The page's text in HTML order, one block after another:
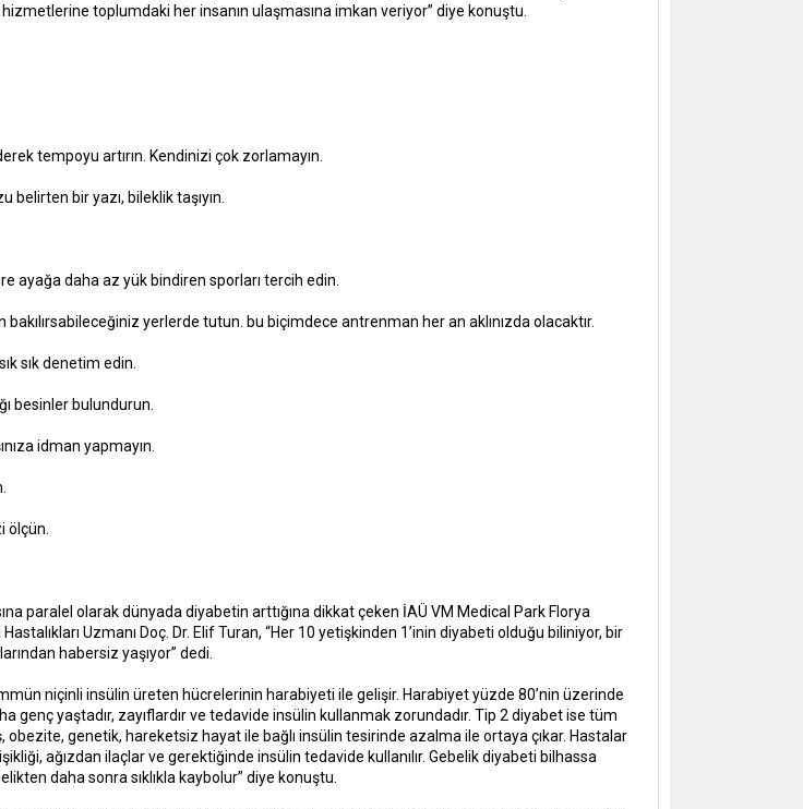
toplumdaki her insanın ulaşmasına imkan veriyor” diye konuştu.
tempoyu artırın. Kendinizi çok zorlamayın.
belirten bir yazı, bileklik taşıyın.
ayağa daha az yük bindiren sporları tercih edin.
bakılırsabileceğiniz yerlerde tutun. bu biçimdece antrenman her an aklınızda olacaktır.
sık denetim edin.
besinler bulundurun.
idman yapmayın.
ölçün.
paralel olarak dünyada diyabetin arttığına dikkat çeken İAÜ VM Medical Park Florya
Uzmanı Doç. Dr. Elif Turan, “Her 10 yetişkinden 1’inin diyabeti olduğu biliniyor, bir
habersiz yaşıyor” dedi.
niçinli insülin üreten hücrelerinin harabiyeti ile gelişir. Harabiyet yüzde 80’nin üzerinde
genç yaştadır, zayıflardır ve tedavide insülin kullanmak zorundadır. Tip 2 diyabet ise tüm
obezite, genetik, hareketsiz hayat ile bağlı insülin tesirinde azalma ile ortaya çıkar. Hastalar
ağızdan ilaçlar ve gerektiğinde insülin tedavide kullanılır. Gebelik diyabeti bilhassa
daha sonra sıklıkla kaybolur” diye konuştu.